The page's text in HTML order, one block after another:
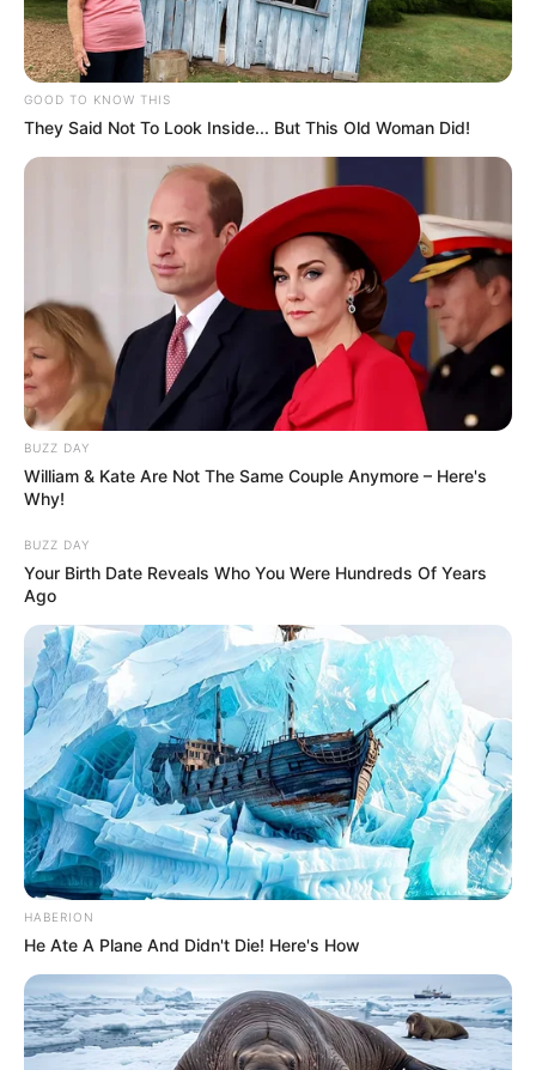
Casa e festa
Casa e decor
GOOD TO KNOW THIS
They Said Not To Look Inside... But This Old Woman Did!
BUZZ DAY
William & Kate Are Not The Same Couple Anymore – Here's
Why!
BUZZ DAY
Your Birth Date Reveals Who You Were Hundreds Of Years
Ago
HABERION
He Ate A Plane And Didn't Die! Here's How
Save